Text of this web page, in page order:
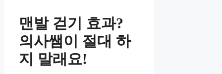
맨발 걷기 효과?
의사쌤이 절대 하
지 말래요!